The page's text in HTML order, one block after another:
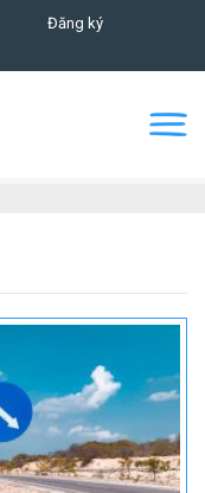
Đăng ký